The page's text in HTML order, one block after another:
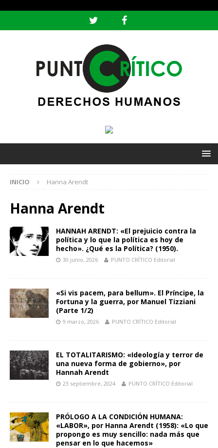
INICIO Hanna Arendt
Hanna Arendt
HANNAH ARENDT: «El prejuicio contra la
política y lo que la política es hoy de
hecho». ¿Qué es la Política? (1950).
30 junio, 2026 PUNTO CRÍTICO Editorial
«Si vis pacem, para bellum». El Príncipe, la
Fortuna y la guerra, por Manuel Tizziani
(Parte 1/2)
9 marzo, 2026 PUNTO CRÍTICO Editorial
EL TOTALITARISMO: «Ideología y terror de
una nueva forma de gobierno», por
Hannah Arendt
23 septiembre, 2024 PUNTO CRÍTICO Editorial
PRÓLOGO A LA CONDICIÓN HUMANA:
«LABOR», por Hanna Arendt (1958): «Lo que
propongo es muy sencillo: nada más que
pensar en lo que hacemos»